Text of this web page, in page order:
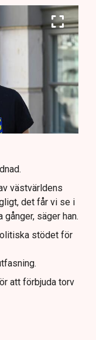
västvärldens
det får vi se i
säger han.
stödet för
att förbjuda torv